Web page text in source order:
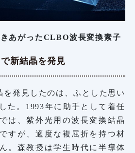
あがったCLBO波長変換素子
新結晶を発見
発見したのは、ふとした思い
た。1993年に助手として着任
は、紫外光用の波長変換結晶
すが、適度な複屈折を持つ材
。森教授は学生時代に半導体